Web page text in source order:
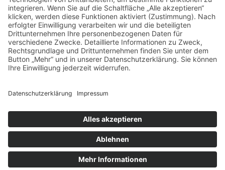
Das sagen unsere
Kunden zu
unseren
Leistungen
Unsere Kundenbewertungen zeigen, warum msisdesign. Die
Markenagentur zu den führenden Agenturen für SEO- und KI-
gestütztes Webdesign in Deutschland zählt. Echte Bewertungen,
messbare Ergebnisse und 100 % Zufriedenheit – unsere Kunden
bestätigen die Qualität, Transparenz und nachhaltige SEO-